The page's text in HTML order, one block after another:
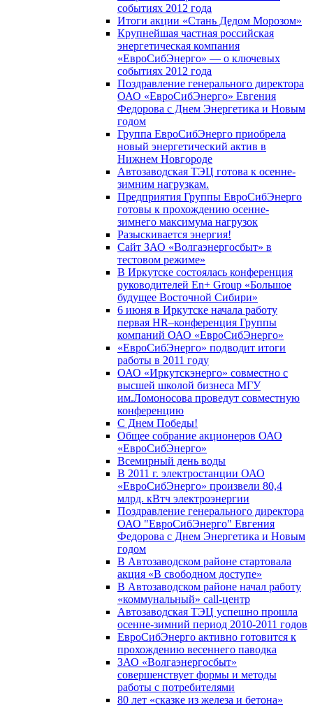
событиях 2012 года
Итоги акции «Стань Дедом Морозом»
Крупнейшая частная российская
энергетическая компания
«ЕвроСибЭнерго» — о ключевых
событиях 2012 года
Поздравление генерального директора
ОАО «ЕвроСибЭнерго» Евгения
Федорова с Днем Энергетика и Новым
годом
Группа ЕвроСибЭнерго приобрела
новый энергетический актив в
Нижнем Новгороде
Автозаводская ТЭЦ готова к осенне-
зимним нагрузкам.
Предприятия Группы ЕвроСибЭнерго
готовы к прохождению осенне-
зимнего максимума нагрузок
Разыскивается энергия!
Сайт ЗАО «Волгаэнергосбыт» в
тестовом режиме»
В Иркутске состоялась конференция
руководителей En+ Group «Большое
будущее Восточной Сибири»
6 июня в Иркутске начала работу
первая HR–конференция Группы
компаний ОАО «ЕвроСибЭнерго»
«ЕвроСибЭнерго» подводит итоги
работы в 2011 году
ОАО «Иркутскэнерго» совместно с
высшей школой бизнеса МГУ
им.Ломоносова проведут совместную
конференцию
С Днем Победы!
Общее собрание акционеров ОАО
«ЕвроСибЭнерго»
Всемирный день воды
В 2011 г. электростанции ОАО
«ЕвроСибЭнерго» произвели 80,4
млрд. кВтч электроэнергии
Поздравление генерального директора
ОАО "ЕвроСибЭнерго" Евгения
Федорова с Днем Энергетика и Новым
годом
В Автозаводском районе стартовала
акция «В свободном доступе»
В Автозаводском районе начал работу
«коммунальный» call-центр
Автозаводская ТЭЦ успешно прошла
осенне-зимний период 2010-2011 годов
ЕвроСибЭнерго активно готовится к
прохождению весеннего паводка
ЗАО «Волгаэнергосбыт»
совершенствует формы и методы
работы с потребителями
80 лет «сказке из железа и бетона»